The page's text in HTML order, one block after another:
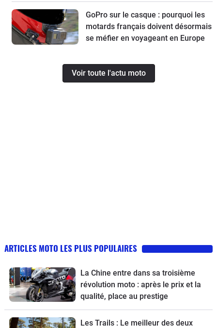
GoPro sur le casque : pourquoi les
motards français doivent désormais
se méfier en voyageant en Europe
Voir toute l'actu moto
ARTICLES MOTO LES PLUS POPULAIRES
La Chine entre dans sa troisième
révolution moto : après le prix et la
qualité, place au prestige
Les Trails : Le meilleur des deux